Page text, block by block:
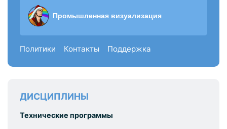
Промышленная визуализация
Политики Контакты Поддержка
ДИСЦИПЛИНЫ
Технические программы